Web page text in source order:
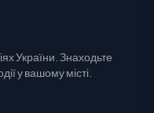
України. Знаходьте
у вашому місті.